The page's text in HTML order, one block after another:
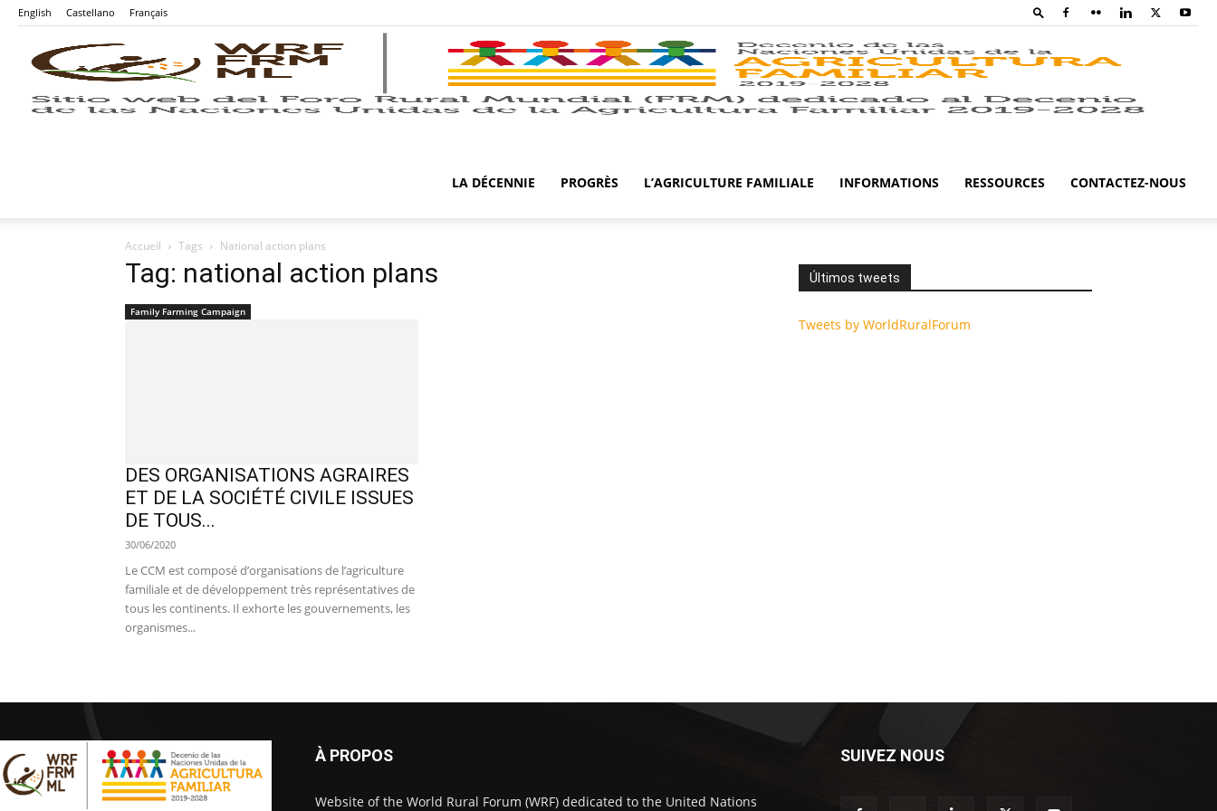
English Castellano Français
LA DÉCENNIE PROGRÈS L’AGRICULTURE FAMILIALE INFORMATIONS RESSOURCES CONTACTEZ-NOUS
Accueil Tags National action plans
Tag: national action plans
Family Farming Campaign
DES ORGANISATIONS AGRAIRES
ET DE LA SOCIÉTÉ CIVILE ISSUES
DE TOUS...
30/06/2020
Le CCM est composé d’organisations de l’agriculture
familiale et de développement très représentatives de
tous les continents. Il exhorte les gouvernements, les
organismes...
Últimos tweets
Tweets by WorldRuralForum
À PROPOS
Website of the World Rural Forum (WRF) dedicated to the United Nations
SUIVEZ NOUS